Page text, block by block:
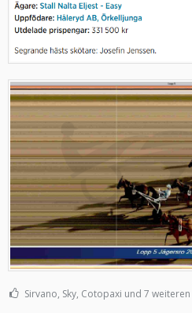
Sirvano, Sky, Cotopaxi und 7